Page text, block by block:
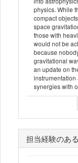
physics. While
compact
space
those with
would not be
because
gravitational
an update on
synergies with
担当経験のあ